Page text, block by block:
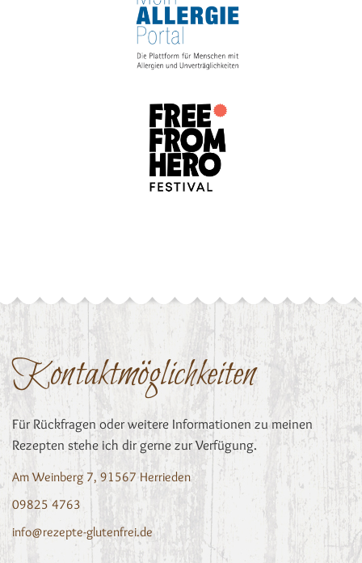
Kontaktmöglichkeiten
Für Rückfragen oder weitere Informationen zu meinen
Rezepten stehe ich dir gerne zur Verfügung.
Am Weinberg 7, 91567 Herrieden
09825 4763
info@rezepte-glutenfrei.de